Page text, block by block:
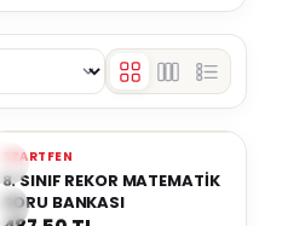
Yeni
Favorilere Ekle
STARTFEN
8. SINIF REKOR MATEMATİK
SORU BANKASI